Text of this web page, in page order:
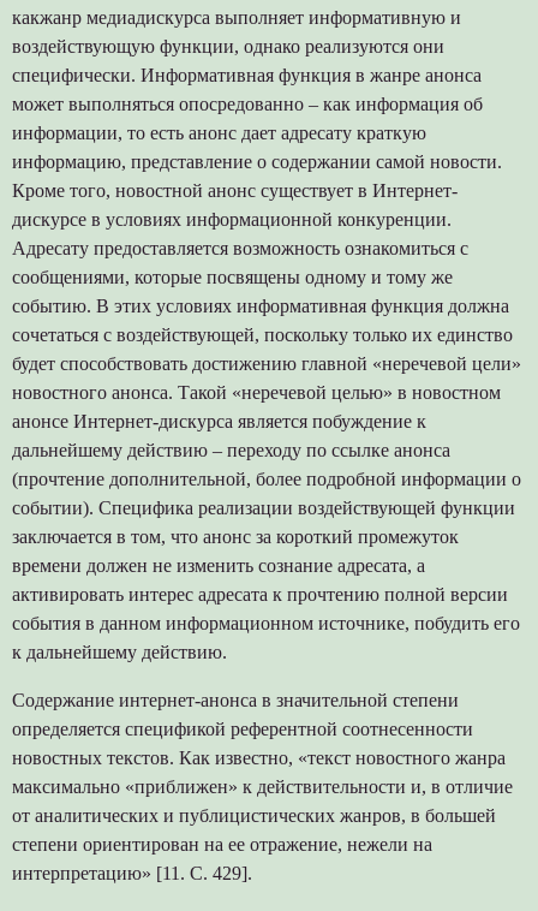
какжанр медиадискурса выполняет информативную и
воздействующую функции, однако реализуются они
специфически. Информативная функция в жанре анонса
может выполняться опосредованно – как информация об
информации, то есть анонс дает адресату краткую
информацию, представление о содержании самой новости.
Кроме того, новостной анонс существует в Интернет-
дискурсе в условиях информационной конкуренции.
Адресату предоставляется возможность ознакомиться с
сообщениями, которые посвящены одному и тому же
событию. В этих условиях информативная функция должна
сочетаться с воздействующей, поскольку только их единство
будет способствовать достижению главной «неречевой цели»
новостного анонса. Такой «неречевой целью» в новостном
анонсе Интернет-дискурса является побуждение к
дальнейшему действию – переходу по ссылке анонса
(прочтение дополнительной, более подробной информации о
событии). Специфика реализации воздействующей функции
заключается в том, что анонс за короткий промежуток
времени должен не изменить сознание адресата, а
активировать интерес адресата к прочтению полной версии
события в данном информационном источнике, побудить его
к дальнейшему действию.
Содержание интернет-анонса в значительной степени
определяется спецификой референтной соотнесенности
новостных текстов. Как известно, «текст новостного жанра
максимально «приближен» к действительности и, в отличие
от аналитических и публицистических жанров, в большей
степени ориентирован на ее отражение, нежели на
интерпретацию» [11. С. 429].